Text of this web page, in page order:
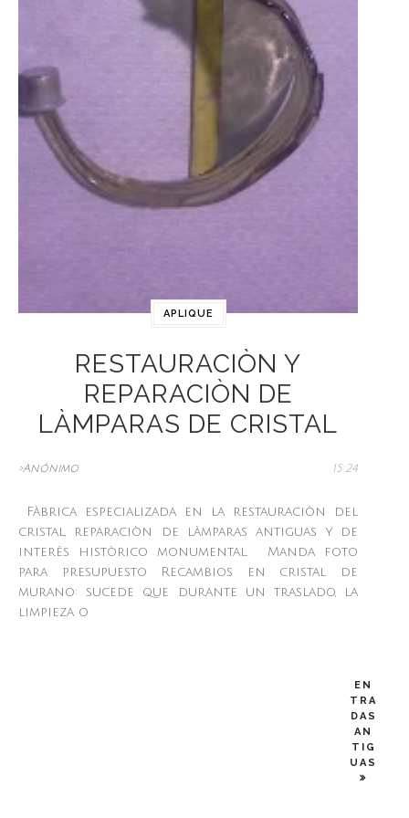
APLIQUE
RESTAURACIÒN Y
REPARACIÒN DE
LÀMPARAS DE CRISTAL
>Anónimo 15:24
Fàbrica especializada en la restauraciòn del
cristal, reparaciòn de làmparas antiguas y de
interès històrico monumental. Manda foto
para presupuesto Recambios en cristal de
murano: sucede que durante un traslado, la
limpieza o
EN
TRA
DAS
AN
TIG
UAS